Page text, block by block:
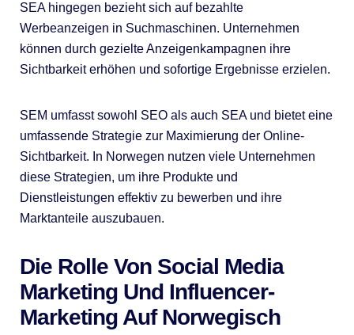
SEA hingegen bezieht sich auf bezahlte
Werbeanzeigen in Suchmaschinen. Unternehmen
können durch gezielte Anzeigenkampagnen ihre
Sichtbarkeit erhöhen und sofortige Ergebnisse erzielen.
SEM umfasst sowohl SEO als auch SEA und bietet eine
umfassende Strategie zur Maximierung der Online-
Sichtbarkeit. In Norwegen nutzen viele Unternehmen
diese Strategien, um ihre Produkte und
Dienstleistungen effektiv zu bewerben und ihre
Marktanteile auszubauen.
Die Rolle Von Social Media
Marketing Und Influencer-
Marketing Auf Norwegisch